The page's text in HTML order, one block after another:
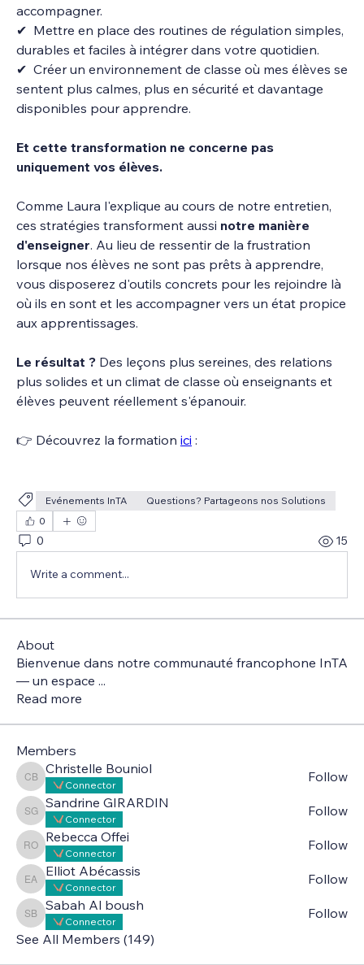
accompagner.
✔  Mettre en place des routines de régulation simples,
durables et faciles à intégrer dans votre quotidien.
✔  Créer un environnement de classe où mes élèves se
sentent plus calmes, plus en sécurité et davantage
disponibles pour apprendre.
Et cette transformation ne concerne pas
uniquement vos élèves.
Comme Laura l'explique au cours de notre entretien,
ces stratégies transforment aussi notre manière
d'enseigner. Au lieu de ressentir de la frustration
lorsque nos élèves ne sont pas prêts à apprendre,
vous disposerez d'outils concrets pour les rejoindre là
où ils en sont et les accompagner vers un état propice
aux apprentissages.
Le résultat ? Des leçons plus sereines, des relations
plus solides et un climat de classe où enseignants et
élèves peuvent réellement s'épanouir.
👉 Découvrez la formation ici :
Evénements InTA
Questions? Partageons nos Solutions
0
0 15
Write a comment...
About
Bienvenue dans notre communauté francophone InTA
— un espace ...
Read more
Members
Christelle Bouniol
Christelle Bouniol
Connector
Follow
Sandrine GIRARDIN
Sandrine GIRARDIN
Connector
Follow
Rebecca Offei
Rebecca Offei
Connector
Follow
Elliot Abécassis
Elliot Abécassis
Connector
Follow
Sabah Al boush
Sabah Al boush
Connector
Follow
See All Members (149)